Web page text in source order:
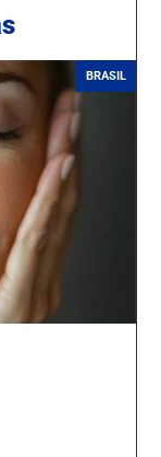
BRASIL